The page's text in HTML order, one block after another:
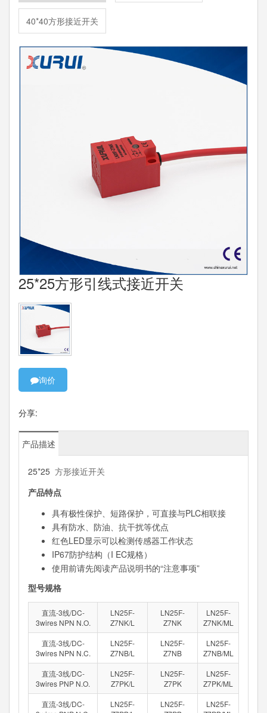
40*40方形接近开关
25*25方形引线式接近开关
询价
分享:
产品描述
25*25 方形接近开关
产品特点
具有极性保护、短路保护，可直接与PLC相联接
具有防水、防油、抗干扰等优点
红色LED显示可以检测传感器工作状态
IP67防护结构（I EC规格）
使用前请先阅读产品说明书的“注意事项”
型号规格
直流-3线/DC-
3wires NPN N.O.
LN25F-
Z7NK/L
LN25F-
Z7NK
LN25F-
Z7NK/ML
直流-3线/DC-
3wires NPN N.C.
LN25F-
Z7NB/L
LN25F-
Z7NB
LN25F-
Z7NB/ML
直流-3线/DC-
3wires PNP N.O.
LN25F-
Z7PK/L
LN25F-
Z7PK
LN25F-
Z7PK/ML
直流-3线/DC-
LN25F-
LN25F-
LN25F-